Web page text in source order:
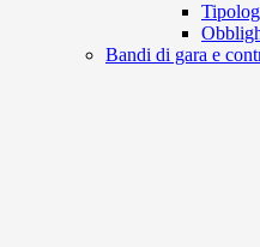
Bandi di gara e